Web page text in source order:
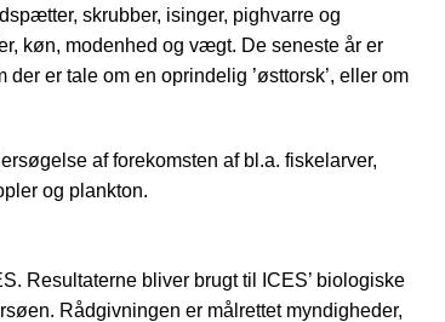
skrubber, isinger, pighvarre og
køn, modenhed og vægt. De seneste år er
er tale om en oprindelig ’østtorsk’, eller om
af forekomsten af bl.a. fiskelarver,
og plankton.
Resultaterne bliver brugt til ICES’ biologiske
Rådgivningen er målrettet myndigheder,